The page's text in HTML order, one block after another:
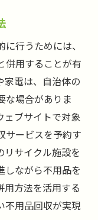
行うためには、
併用することが有
家電は、自治体の
な場合がありま
ェブサイトで対象
サービスを予約す
リサイクル施設を
しながら不用品を
用方法を活用する
不用品回収が実現